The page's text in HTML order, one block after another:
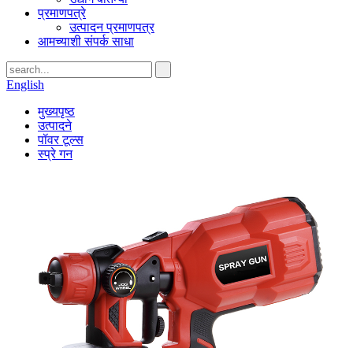
प्रमाणपत्रे
उत्पादन प्रमाणपत्र
आमच्याशी संपर्क साधा
English
मुख्यपृष्ठ
उत्पादने
पॉवर टूल्स
स्प्रे गन